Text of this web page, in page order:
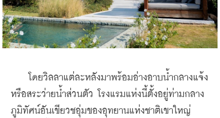
โดยวิลลาแต่ละหลังมาพร้อมอ่างอาบน้ำกลางแจ้ง
หรือสระว่ายน้ำส่วนตัว โรงแรมแห่งนี้ตั้งอยู่ท่ามกลาง
ภูมิทัศน์อันเขียวชอุ่มของอุทยานแห่งชาติเขาใหญ่